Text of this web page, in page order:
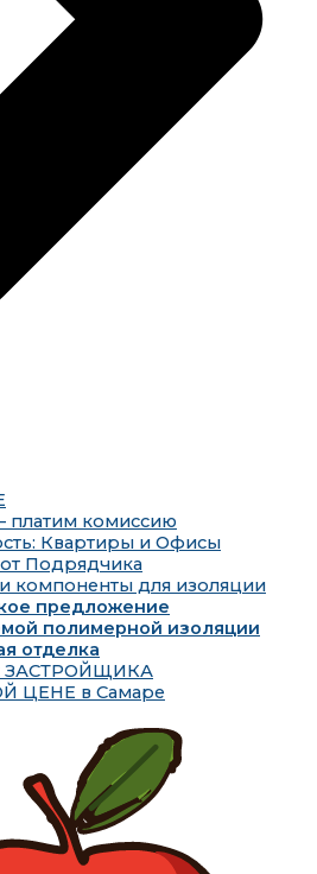
платим комиссию
Квартиры и Офисы
Подрядчика
компоненты для изоляции
предложение
полимерной изоляции
отделка
ЗАСТРОЙЩИКА
ЦЕНЕ в Самаре